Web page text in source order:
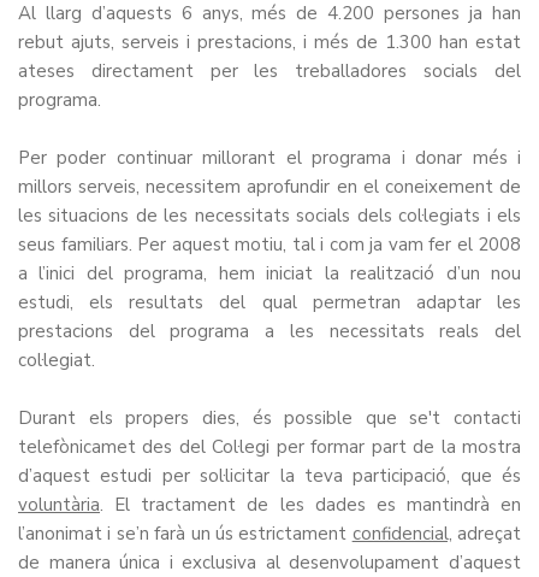
Al llarg d’aquests 6 anys, més de 4.200 persones ja han
rebut ajuts, serveis i prestacions, i més de 1.300 han estat
ateses directament per les treballadores socials del
programa.
Per poder continuar millorant el programa i donar més i
millors serveis, necessitem aprofundir en el coneixement de
les situacions de les necessitats socials dels col·legiats i els
seus familiars. Per aquest motiu, tal i com ja vam fer el 2008
a l’inici del programa, hem iniciat la realització d’un nou
estudi, els resultats del qual permetran adaptar les
prestacions del programa a les necessitats reals del
col·legiat.
Durant els propers dies, és possible que se't contacti
telefònicamet des del Col·legi per formar part de la mostra
d’aquest estudi per sol·licitar la teva participació, que és
voluntària. El tractament de les dades es mantindrà en
l’anonimat i se’n farà un ús estrictament confidencial, adreçat
de manera única i exclusiva al desenvolupament d’aquest